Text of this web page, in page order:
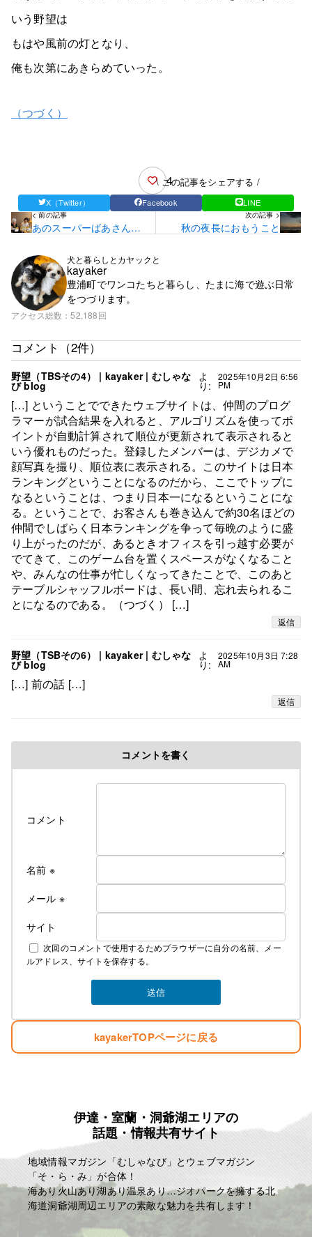
いう野望は
もはや風前の灯となり、
俺も次第にあきらめていった。
（つづく）
4
\ この記事をシェアする /
X（Twitter） Facebook LINE
< 前の記事
あのスーパーばあさんた
ちがやってきた
次の記事 >
秋の夜長におもうこと
犬と暮らしとカヤックと
kayaker
豊浦町でワンコたちと暮らし、たまに海で遊ぶ日常
をつづります。
アクセス総数 52,188回
コメント（2件）
野望（TBSその4） | kayaker | むしゃな
び blog
よ
り:
2025年10月2日 6:56
PM
[…] ということでできたウェブサイトは、仲間のプログ
ラマーが試合結果を入れると、アルゴリズムを使ってポ
イントが自動計算されて順位が更新されて表示されると
いう優れものだった。登録したメンバーは、デジカメで
顔写真を撮り、順位表に表示される。このサイトは日本
ランキングということになるのだから、ここでトップに
なるということは、つまり日本一になるということにな
る。ということで、お客さんも巻き込んで約30名ほどの
仲間でしばらく日本ランキングを争って毎晩のように盛
り上がったのだが、あるときオフィスを引っ越す必要が
でてきて、このゲーム台を置くスペースがなくなること
や、みんなの仕事が忙しくなってきたことで、このあと
テーブルシャッフルボードは、長い間、忘れ去られるこ
とになるのである。（つづく） […]
返信
野望（TSBその6） | kayaker | むしゃな
び blog
よ
り:
2025年10月3日 7:28
AM
[…] 前の話 […]
返信
コメントを書く
コメント
名前 ※
メール ※
サイト
次回のコメントで使用するためブラウザーに自分の名前、メー
ルアドレス、サイトを保存する。
kayakerTOPページに戻る
伊達・室蘭・洞爺湖エリアの
話題・情報共有サイト
地域情報マガジン「むしゃなび」とウェブマガジン
「そ・ら・み」が合体！
海あり火山あり湖あり温泉あり…ジオパークを擁する北
海道洞爺湖周辺エリアの素敵な魅力を共有します！